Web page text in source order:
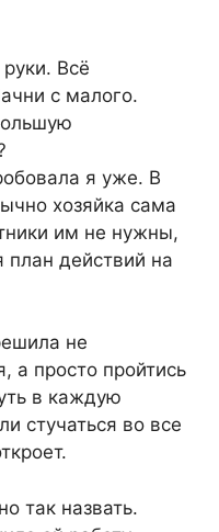
Всё
с малого.
я уже. В
хозяйка сама
им не нужны,
действий на
не
а просто пройтись
в каждую
стучаться во все
так назвать.